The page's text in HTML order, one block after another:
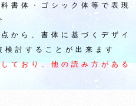
書体・ゴシック体等で表現
から、書体に基づくデザイ
検討することが出来ます
ており、他の読み方がある